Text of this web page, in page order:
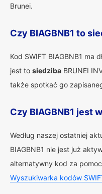
Brunei.
Czy BIAGBNB1 to
Kod SWIFT BIAGBNB1 ma
jest to siedziba BRUNEI
także spotkać go
Czy BIAGBNB1 jest
Według naszej ostatniej
BIAGBNB1 nie jest już
alternatywny kod za
Wyszukiwarka kodów